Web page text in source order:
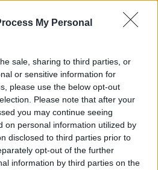
My Personal
sale, sharing to third parties, or
or sensitive information for
please use the below opt-out
Please note that after your
you may continue seeing
on personal information utilized by
disclosed to third parties prior to
opt-out of the further
information by third parties on the
''Σε ενάμιση χρόνο, το
καινούργιο''- 'Αμεσα μέτρα
των σοβαρών ελλείψεων
- πολλαπλή σκλήρυνση
στο Discover